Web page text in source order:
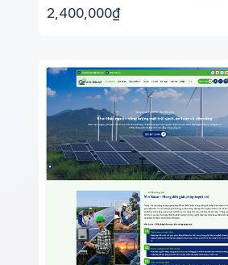
2,400,000₫